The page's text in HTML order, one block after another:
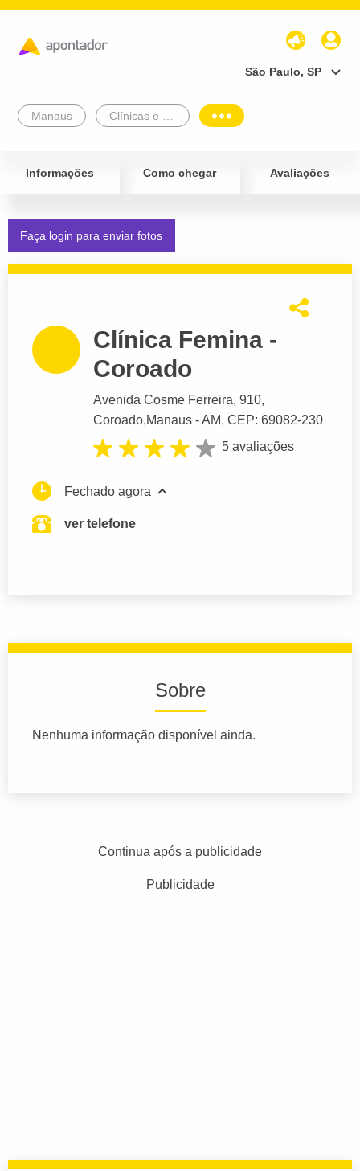
São Paulo, SP
Manaus
Informações Como chegar Avaliações
Faça login para enviar fotos
Clínica Femina -
Coroado
Avenida Cosme Ferreira, 910,
Coroado,Manaus - AM, CEP: 69082-230
5 avaliações
Fechado agora
ver telefone
Sobre
Nenhuma informação disponível ainda.
Continua após a publicidade
Publicidade